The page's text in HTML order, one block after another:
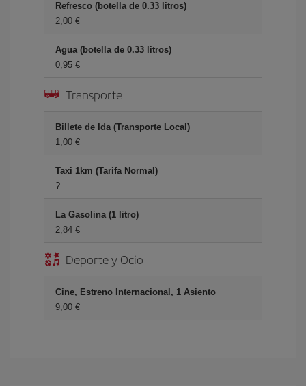
Refresco (botella de 0.33 litros)
2,00 €
Agua (botella de 0.33 litros)
0,95 €
Transporte
Billete de Ida (Transporte Local)
1,00 €
Taxi 1km (Tarifa Normal)
?
La Gasolina (1 litro)
2,84 €
Deporte y Ocio
Cine, Estreno Internacional, 1 Asiento
9,00 €